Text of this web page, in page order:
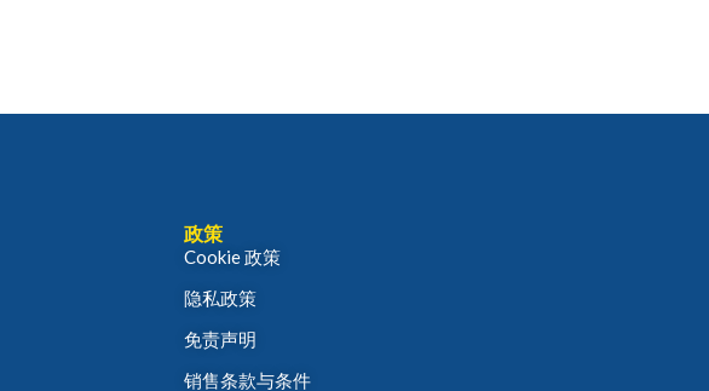
政策
Cookie 政策
隐私政策
免责声明
销售条款与条件